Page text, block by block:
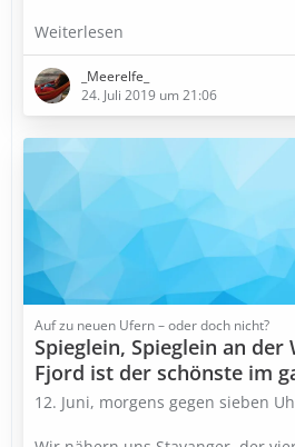
Weiterlesen
_Meerelfe_
24. Juli 2019 um 21:06
Auf zu neuen Ufern – oder doch nicht?
Spieglein, Spieglein an der
Fjord ist der schönste im
12. Juni, morgens gegen sieben